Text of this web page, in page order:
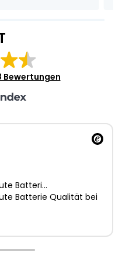
Bewertungen
Batteri…
Batterie Qualität bei